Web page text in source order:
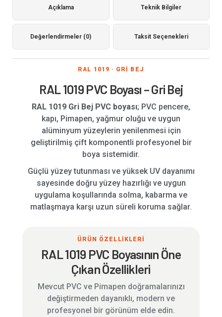
Açıklama Teknik Bilgiler
Değerlendirmeler (0) Taksit Seçenekleri
RAL 1019 · GRİ BEJ
RAL 1019 PVC Boyası – Gri Bej
RAL 1019 Gri Bej PVC boyası; PVC pencere,
kapı, Pimapen, yağmur oluğu ve uygun
alüminyum yüzeylerin yenilenmesi için
geliştirilmiş çift komponentli profesyonel bir
boya sistemidir.
Güçlü yüzey tutunması ve yüksek UV dayanımı
sayesinde doğru yüzey hazırlığı ve uygun
uygulama koşullarında solma, kabarma ve
matlaşmaya karşı uzun süreli koruma sağlar.
ÜRÜN ÖZELLİKLERİ
RAL 1019 PVC Boyasının Öne
Çıkan Özellikleri
Mevcut PVC ve Pimapen doğramalarınızı
değiştirmeden dayanıklı, modern ve
profesyonel bir görünüm elde edin.